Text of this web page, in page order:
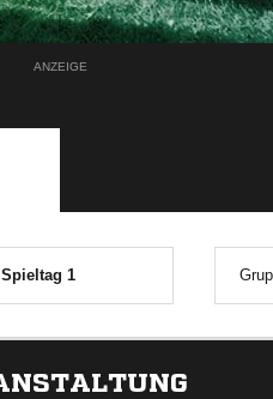
ANZEIGE
Spieltag 1